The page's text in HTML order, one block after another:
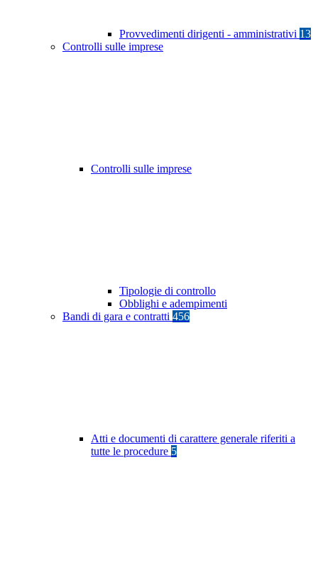
Provvedimenti dirigenti - amministrativi 13
Controlli sulle imprese
Controlli sulle imprese
Tipologie di controllo
Obblighi e adempimenti
Bandi di gara e contratti 456
Atti e documenti di carattere generale riferiti a
tutte le procedure 5